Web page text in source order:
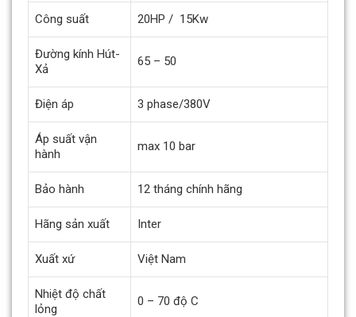
Công suất 20HP / 15Kw
Đường kính Hút-
Xả
65 – 50
Điện áp 3 phase/380V
Áp suất vận
hành
max 10 bar
Bảo hành 12 tháng chính hãng
Hãng sản xuất Inter
Xuất xứ Việt Nam
Nhiệt độ chất
lỏng
0 – 70 độ C